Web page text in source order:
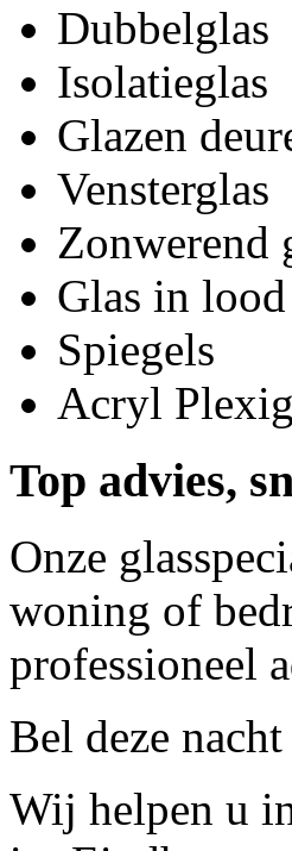
Dubbelglas
Isolatieglas
Glazen
Vensterglas
Zonwerend
Glas in lood
Spiegels
Acryl
Top advies,
Onze
woning of
professioneel
Bel deze
Wij helpen u